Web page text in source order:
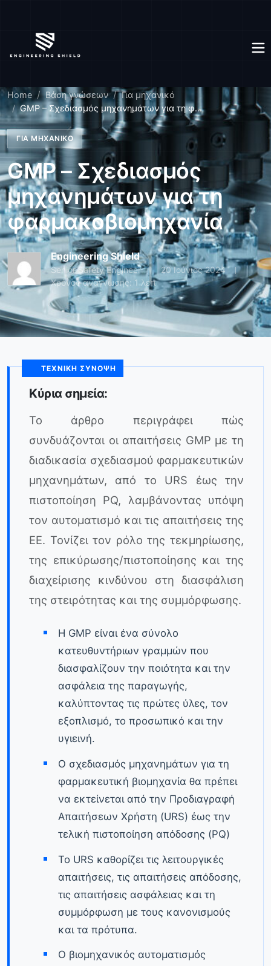
Home Βάση γνώσεων
Για μηχανικό
GMP – Σχεδιασμός μηχανημάτων για τη φ...
ΓΙΑ ΜΗΧΑΝΙΚΌ
GMP – Σχεδιασμός
μηχανημάτων για τη
φαρμακοβιομηχανία
Engineering Shield
Senior Safety Engineer
20 Ιούνιος 2024
Χρόνος ανάγνωσης: 1 λεπ
ΤΕΧΝΙΚΉ ΣΎΝΟΨΗ
Κύρια σημεία:
Το άρθρο περιγράφει πώς
συνδυάζονται οι απαιτήσεις GMP με τη
διαδικασία σχεδιασμού φαρμακευτικών
μηχανημάτων, από το URS έως την
πιστοποίηση PQ, λαμβάνοντας υπόψη
τον αυτοματισμό και τις απαιτήσεις της
ΕΕ. Τονίζει τον ρόλο της τεκμηρίωσης,
της επικύρωσης/πιστοποίησης και της
διαχείρισης κινδύνου στη διασφάλιση
της στειρότητας και της συμμόρφωσης.
Η GMP είναι ένα σύνολο
κατευθυντήριων γραμμών που
διασφαλίζουν την ποιότητα και την
ασφάλεια της παραγωγής,
καλύπτοντας τις πρώτες ύλες, τον
εξοπλισμό, το προσωπικό και την
υγιεινή.
Ο σχεδιασμός μηχανημάτων για τη
φαρμακευτική βιομηχανία θα πρέπει
να εκτείνεται από την Προδιαγραφή
Απαιτήσεων Χρήστη (URS) έως την
τελική πιστοποίηση απόδοσης (PQ)
Το URS καθορίζει τις λειτουργικές
απαιτήσεις, τις απαιτήσεις απόδοσης,
τις απαιτήσεις ασφάλειας και τη
συμμόρφωση με τους κανονισμούς
και τα πρότυπα.
Ο βιομηχανικός αυτοματισμός